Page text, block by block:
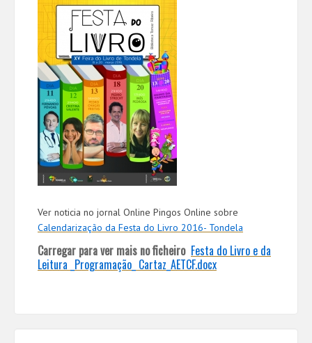
Ver noticia no jornal Online Pingos Online sobre
Calendarização da Festa do Livro 2016- Tondela
Carregar para ver mais no ficheiro Festa do Livro e da
Leitura _Programação_ Cartaz_AETCF.docx